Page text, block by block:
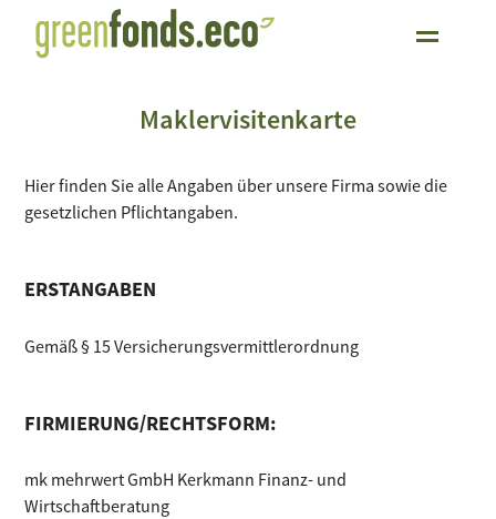
Maklervisitenkarte
Hier finden Sie alle Angaben über unsere Firma sowie die
gesetzlichen Pflichtangaben.
ERSTANGABEN
Gemäß § 15 Versicherungsvermittlerordnung
FIRMIERUNG/RECHTSFORM:
mk mehrwert GmbH Kerkmann Finanz- und
Wirtschaftberatung